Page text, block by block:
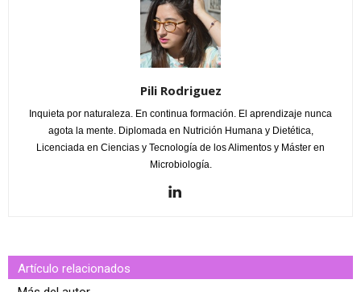
Pili Rodriguez
Inquieta por naturaleza. En continua formación. El aprendizaje nunca
agota la mente. Diplomada en Nutrición Humana y Dietética,
Licenciada en Ciencias y Tecnología de los Alimentos y Máster en
Microbiología.
Artículo relacionados